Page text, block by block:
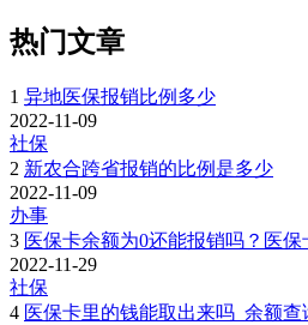
热门文章
1 异地医保报销比例多少
2022-11-09
社保
2 新农合跨省报销的比例是多少
2022-11-09
办事
3 医保卡余额为0还能报销吗？医保
2022-11-29
社保
4 医保卡里的钱能取出来吗_余额查